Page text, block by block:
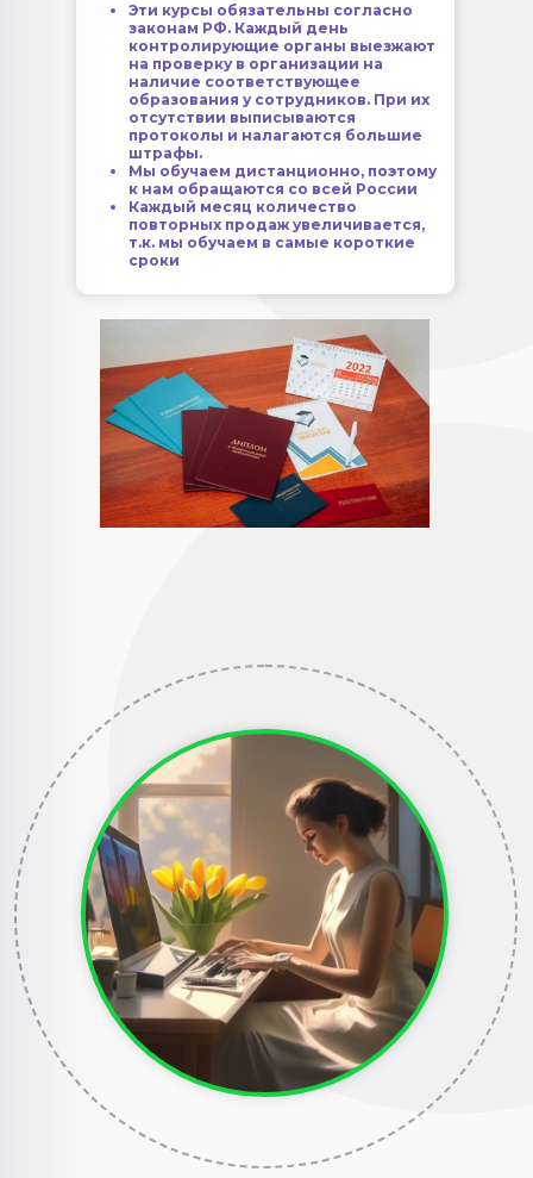
Эти курсы обязательны согласно
законам РФ. Каждый день
контролирующие органы выезжают
на проверку в организации на
наличие соответствующее
образования у сотрудников. При их
отсутствии выписываются
протоколы и налагаются большие
штрафы.
Мы обучаем дистанционно, поэтому
к нам обращаются со всей России
Каждый месяц количество
повторных продаж увеличивается,
т.к. мы обучаем в самые короткие
сроки